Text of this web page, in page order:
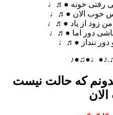
رفتی خونه ●♬♩
خوب الان ●♬♩
من زود از یاد ●♬♩
دور‌ اما ●♬♩
دور ننداز ●♬♩
که حالت نیست